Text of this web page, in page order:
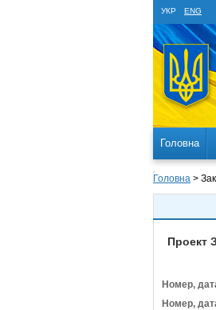
УКР ENG
Головна
Головна >
Проект
Номер,
Номер,